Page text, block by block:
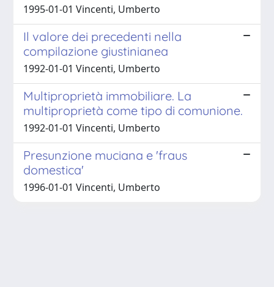
1995-01-01 Vincenti, Umberto
Il valore dei precedenti nella
compilazione giustinianea
1992-01-01 Vincenti, Umberto
Multiproprietà immobiliare. La
multiproprietà come tipo di comunione.
1992-01-01 Vincenti, Umberto
Presunzione muciana e 'fraus
domestica'
1996-01-01 Vincenti, Umberto